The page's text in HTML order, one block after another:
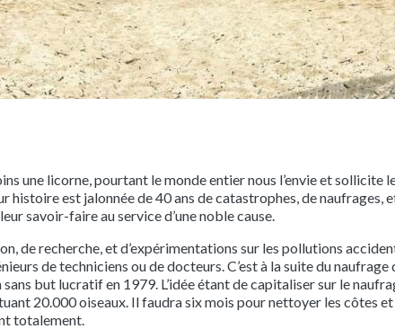
une licorne, pourtant le monde entier nous l’envie et sollicite
histoire est jalonnée de 40 ans de catastrophes, de naufrages,
savoir-faire au service d’une noble cause.
de recherche, et d’expérimentations sur les pollutions
de techniciens ou de docteurs. C’est à la suite du
but lucratif en 1979. L’idée étant de capitaliser sur le
20.000 oiseaux. Il faudra six mois pour nettoyer les côtes et
totalement.